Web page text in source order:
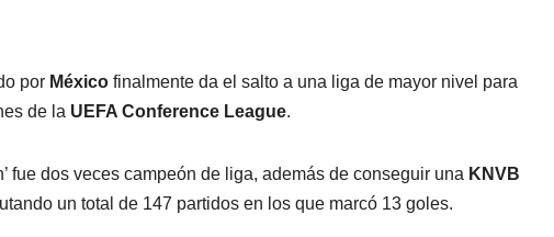
por México finalmente da el salto a una liga de mayor nivel para
de la UEFA Conference League.
fue dos veces campeón de liga, además de conseguir una KNVB
un total de 147 partidos en los que marcó 13 goles.